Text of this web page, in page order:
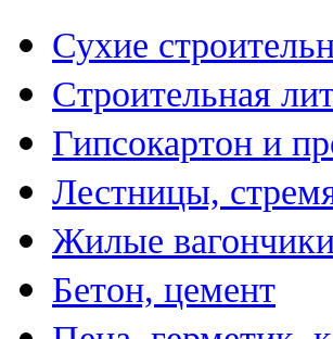
Сухие
Строительная
Гипсокартон и
Лестницы,
Жилые
Бетон, цемент